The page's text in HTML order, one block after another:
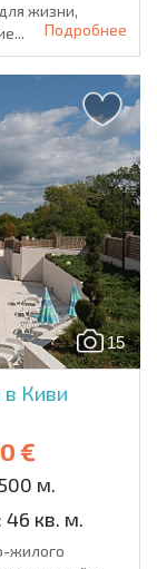
жизни,
Подробнее
15
в Киви
€
м.
46 кв. м.
жилого